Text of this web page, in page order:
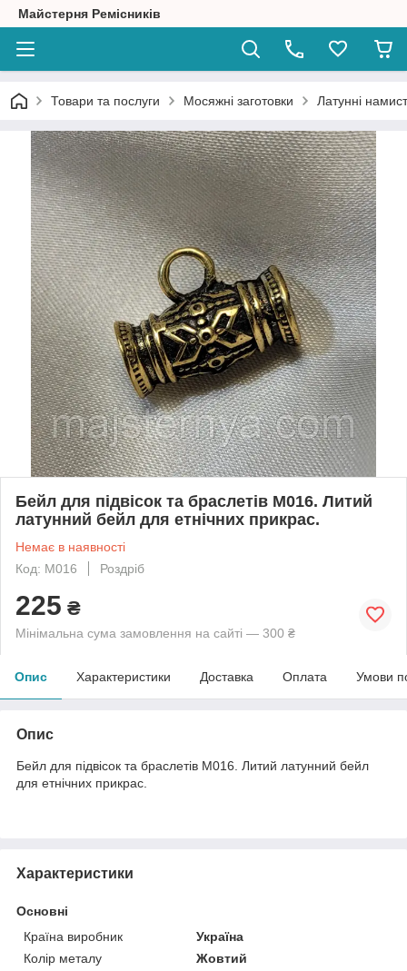
Майстерня Ремісників
Товари та послуги Мосяжні заготовки Латунні
Бейл для підвісок та браслетів M016. Литий
латунний бейл для етнічних прикрас.
Немає в наявності
Код: M016
Роздріб
225 ₴
Мінімальна сума замовлення на сайті — 300 ₴
Опис Характеристики Доставка Оплата Умови
Опис
Бейл для підвісок та браслетів M016. Литий латунний бейл
для етнічних прикрас.
Характеристики
Основні
Країна виробник
Україна
Колір металу
Жовтий